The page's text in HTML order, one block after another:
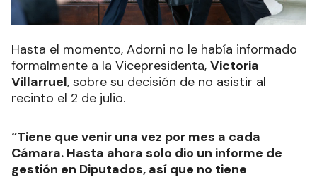
Hasta el momento, Adorni no le había informado
formalmente a la Vicepresidenta, Victoria
Villarruel, sobre su decisión de no asistir al
recinto el 2 de julio.
“Tiene que venir una vez por mes a cada
Cámara. Hasta ahora solo dio un informe de
gestión en Diputados, así que no tiene